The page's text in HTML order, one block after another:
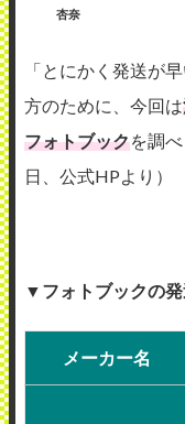
杏奈
「とにかく発送が
方のために、今回は
フォトブックを調
日、公式HPより）
▼フォトブックの
メーカー名